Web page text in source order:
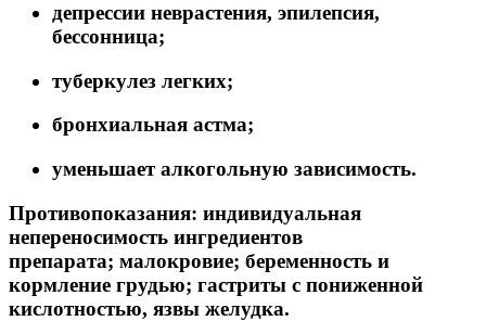
депрессии неврастения, эпилепсия,
бессонница;
туберкулез легких;
бронхиальная астма;
уменьшает алкогольную зависимость.
Противопоказания: индивидуальная
непереносимость ингредиентов
препарата; малокровие; беременность и
кормление грудью; гастриты с пониженной
кислотностью, язвы желудка.